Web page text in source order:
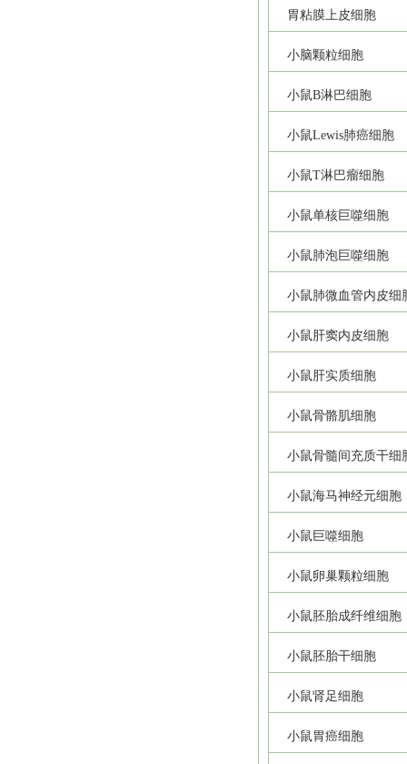
胃粘膜上皮细胞
小脑颗粒细胞
小鼠B淋巴细胞
小鼠Lewis肺癌细胞
小鼠T淋巴瘤细胞
小鼠单核巨噬细胞
小鼠肺泡巨噬细胞
小鼠肺微血管内皮细
小鼠肝窦内皮细胞
小鼠肝实质细胞
小鼠骨骼肌细胞
小鼠骨髓间充质干细
小鼠海马神经元细胞
小鼠巨噬细胞
小鼠卵巢颗粒细胞
小鼠胚胎成纤维细胞
小鼠胚胎干细胞
小鼠肾足细胞
小鼠胃癌细胞